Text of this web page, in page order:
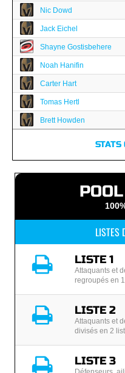
Nic Dowd
Jack Eichel
Shayne Gostisbehere
Noah Hanifin
Carter Hart
Tomas Hertl
Brett Howden
STATS
LISTES
LISTE 1
Attaquants et
regroupés en
LISTE 2
Attaquants et
divisés en 2
LISTE 3